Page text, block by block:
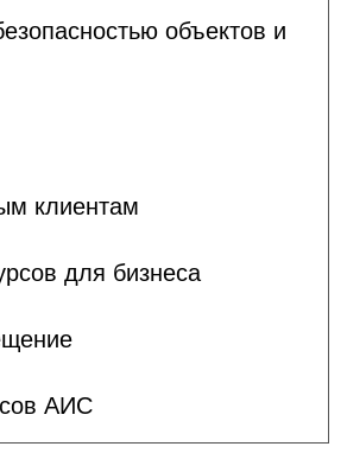
объектов и
клиентам
для бизнеса
АИС